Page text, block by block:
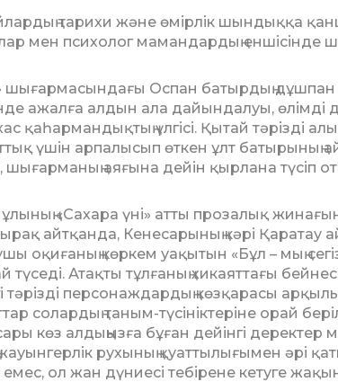
тарихи және өмір­лік шындыққа
мен психолог мамандардың еншісінде
Оспан батырдың дұшпан
ажалға ал­дын ала дайындалуы, өлімді
қаһармандықтың үлгісі. Қытай тәрізді
үшін арпалысып өт­кен ұлт батырының
аяғына дейін қырлана түсіп
«Сахара үні» атты прозалық
айт­қанда, Кенесарының кәрі Қаратау
оқиғаның көркем уақытын «Бұл – мың
түседі. Атақ­ты тұлғаның хикаяттағы
персонаждардың көзқарасы
солардың та­ным-түсініктеріне орай
көз ал­дыңызға бұған дейінгі
жауынгерлік рухының қуаттылығымен әрі
ол жан дүниесі тебірене кетуге